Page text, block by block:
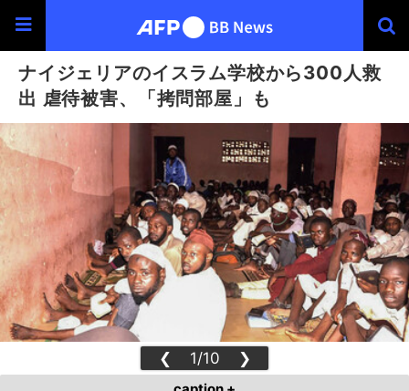
ナイジェリアのイスラム学校から300人救
出 虐待被害、「拷問部屋」も
❮ 1/10 ❯